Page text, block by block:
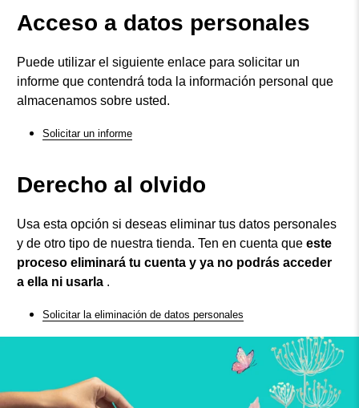
Acceso a datos personales
Puede utilizar el siguiente enlace para solicitar un
informe que contendrá toda la información personal que
almacenamos sobre usted.
Solicitar un informe
Derecho al olvido
Usa esta opción si deseas eliminar tus datos personales
y de otro tipo de nuestra tienda. Ten en cuenta queeste
proceso eliminará tu cuenta y ya no podrás acceder
a ella ni usarla .
Solicitar la eliminación de datos personales